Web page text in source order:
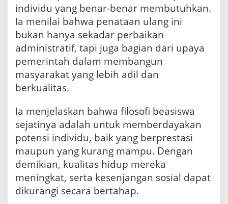
individu yang benar-benar membutuhkan.
Ia menilai bahwa penataan ulang ini
bukan hanya sekadar perbaikan
administratif, tapi juga bagian dari upaya
pemerintah dalam membangun
masyarakat yang lebih adil dan
berkualitas.
Ia menjelaskan bahwa filosofi beasiswa
sejatinya adalah untuk memberdayakan
potensi individu, baik yang berprestasi
maupun yang kurang mampu. Dengan
demikian, kualitas hidup mereka
meningkat, serta kesenjangan sosial dapat
dikurangi secara bertahap.